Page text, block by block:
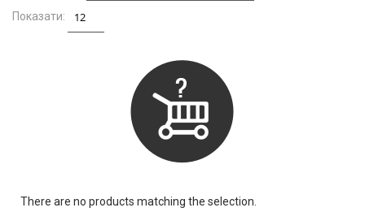
Показати:
There are no products matching the selection.